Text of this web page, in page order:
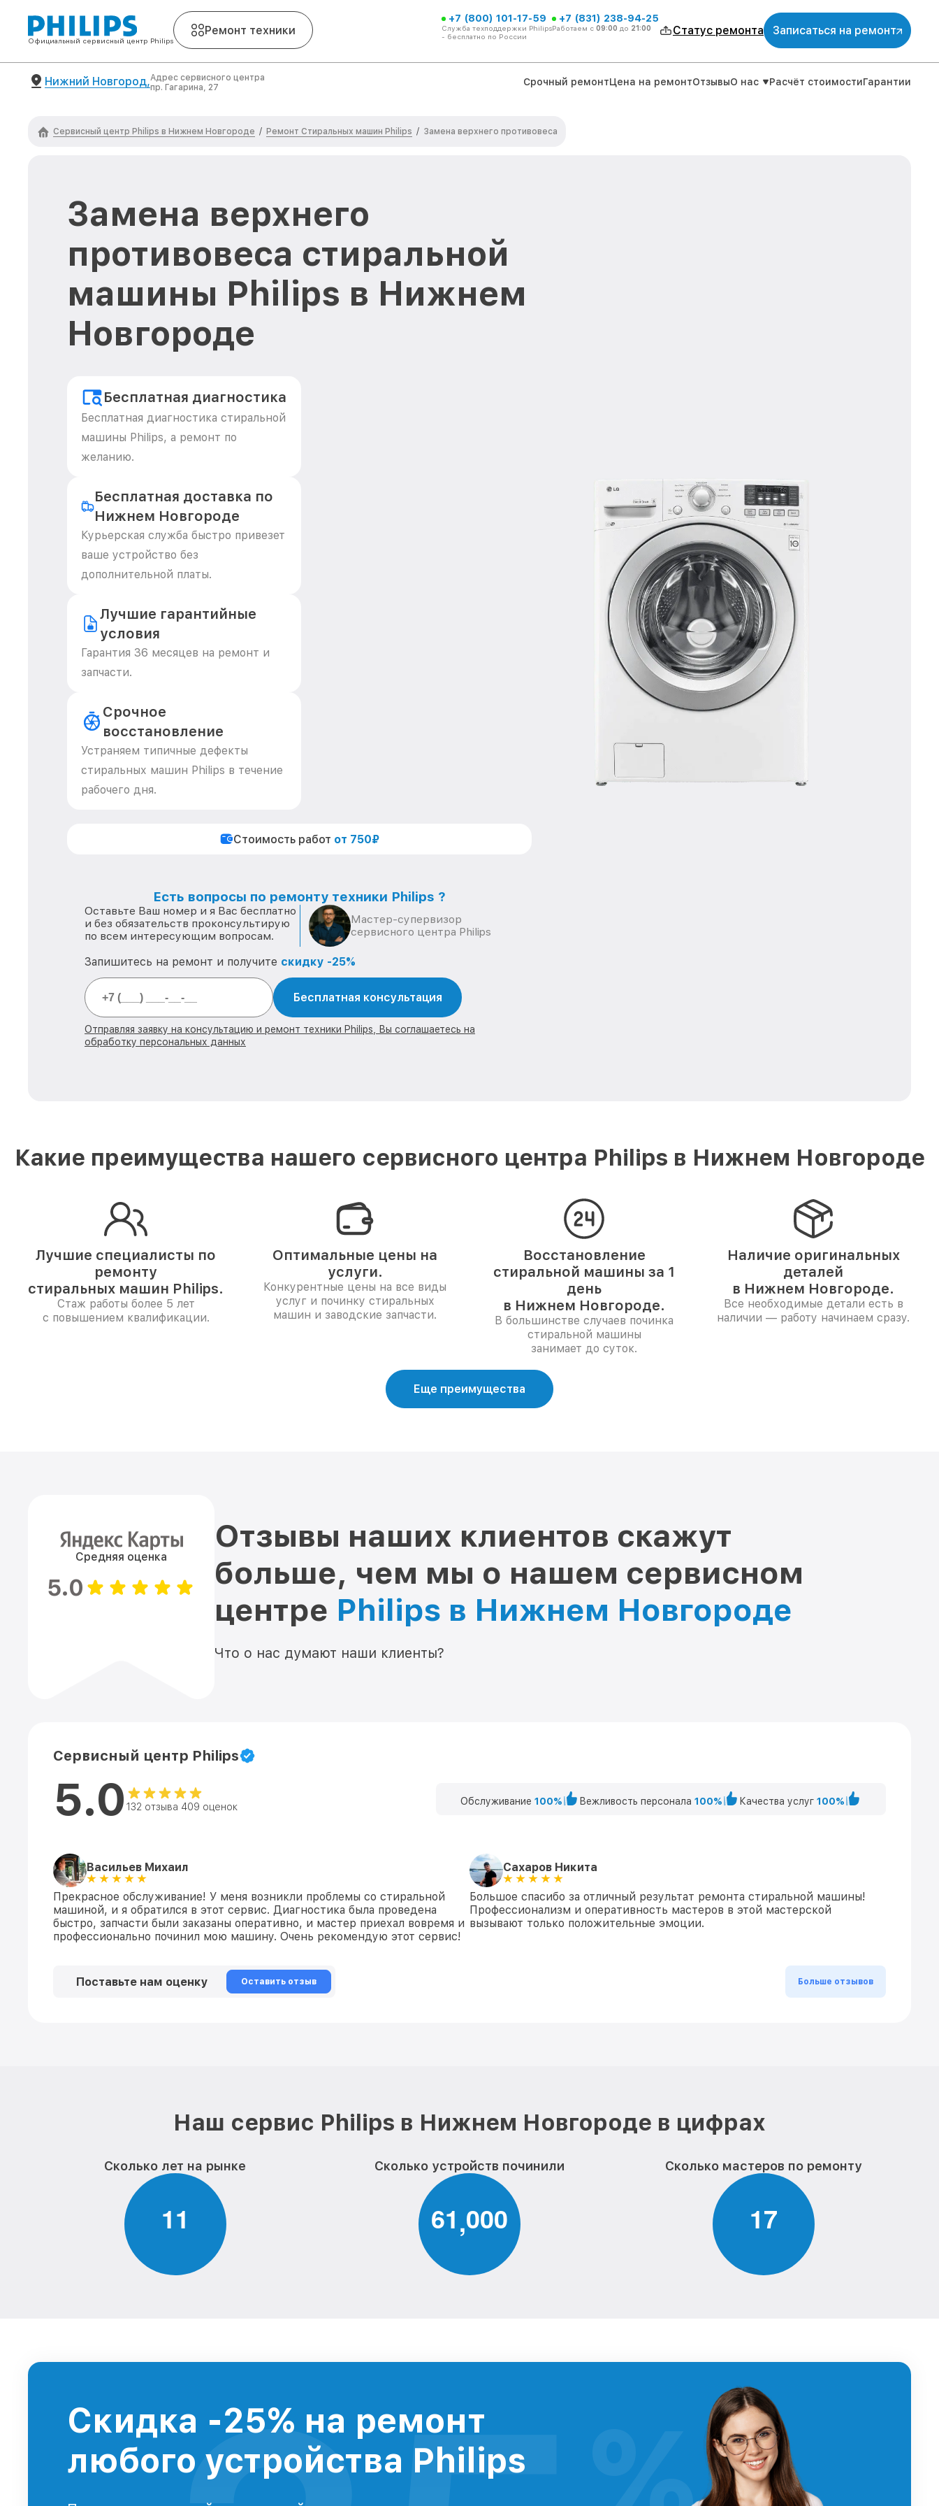
Официальный сервисный центр Philips
Ремонт техники
+7 (800) 101-17-59
Служба техподдержки Philips
- бесплатно по России
+7 (831) 238-94-25
Работаем с 09:00 до 21:00 Статус ремонта Записаться на ремонт
Нижний Новгород,Адрес сервисного центра
пр. Гагарина, 27
Срочный ремонтЦена на ремонтОтзывыО нас Расчёт стоимостиГарантии
Сервисный центр Philips в Нижнем Новгороде / Ремонт Стиральных машин Philips / Замена верхнего противовеса
Замена верхнего
противовеса стиральной
машины Philips в Нижнем
Новгороде
Бесплатная диагностика
Бесплатная диагностика стиральной
машины Philips, а ремонт по
желанию.
Бесплатная доставка по
Нижнем Новгороде
Курьерская служба быстро привезет
ваше устройство без
дополнительной платы.
Лучшие гарантийные
условия
Гарантия 36 месяцев на ремонт и
запчасти.
Срочное
восстановление
Устраняем типичные дефекты
стиральных машин Philips в течение
рабочего дня.
Стоимость работ от 750₽
Есть вопросы по ремонту техники Philips ?
Оставьте Ваш номер и я Вас бесплатно
и без обязательств проконсультирую
по всем интересующим вопросам.
Мастер-супервизор
сервисного центра Philips
Запишитесь на ремонт и получите скидку -25%
Бесплатная консультация
Отправляя заявку на консультацию и ремонт техники Philips, Вы соглашаетесь на
обработку персональных данных
Какие преимущества нашего сервисного центра Philips в Нижнем Новгороде
Лучшие специалисты по
ремонту
стиральных машин Philips.
Стаж работы более 5 лет
с повышением квалификации.
Оптимальные цены на
услуги.
Конкурентные цены на все виды
услуг и починку стиральных
машин и заводские запчасти.
Восстановление
стиральной машины за 1
день
в Нижнем Новгороде.
В большинстве случаев починка
стиральной машины
занимает до суток.
Наличие оригинальных
деталей
в Нижнем Новгороде.
Все необходимые детали есть в
наличии — работу начинаем сразу.
Еще преимущества
Средняя оценка
5.0
Отзывы наших клиентов скажут
больше, чем мы о нашем сервисном
центре Philips в Нижнем Новгороде
Что о нас думают наши клиенты?
Сервисный центр Philips
5.0 132 отзыва 409 оценок Обслуживание 100% Вежливость персонала 100% Качества услуг 100%
Васильев Михаил
Прекрасное обслуживание! У меня возникли проблемы со стиральной
машиной, и я обратился в этот сервис. Диагностика была проведена
быстро, запчасти были заказаны оперативно, и мастер приехал вовремя и
профессионально починил мою машину. Очень рекомендую этот сервис!
Сахаров Никита
Большое спасибо за отличный результат ремонта стиральной машины!
Профессионализм и оперативность мастеров в этой мастерской
вызывают только положительные эмоции.
Поставьте нам оценку Оставить отзыв Больше отзывов
Наш сервис Philips в Нижнем Новгороде в цифрах
Сколько лет на рынке
11
Сколько устройств починили
61,000
Сколько мастеров по ремонту
17
Скидка -25% на ремонт
любого устройства Philips